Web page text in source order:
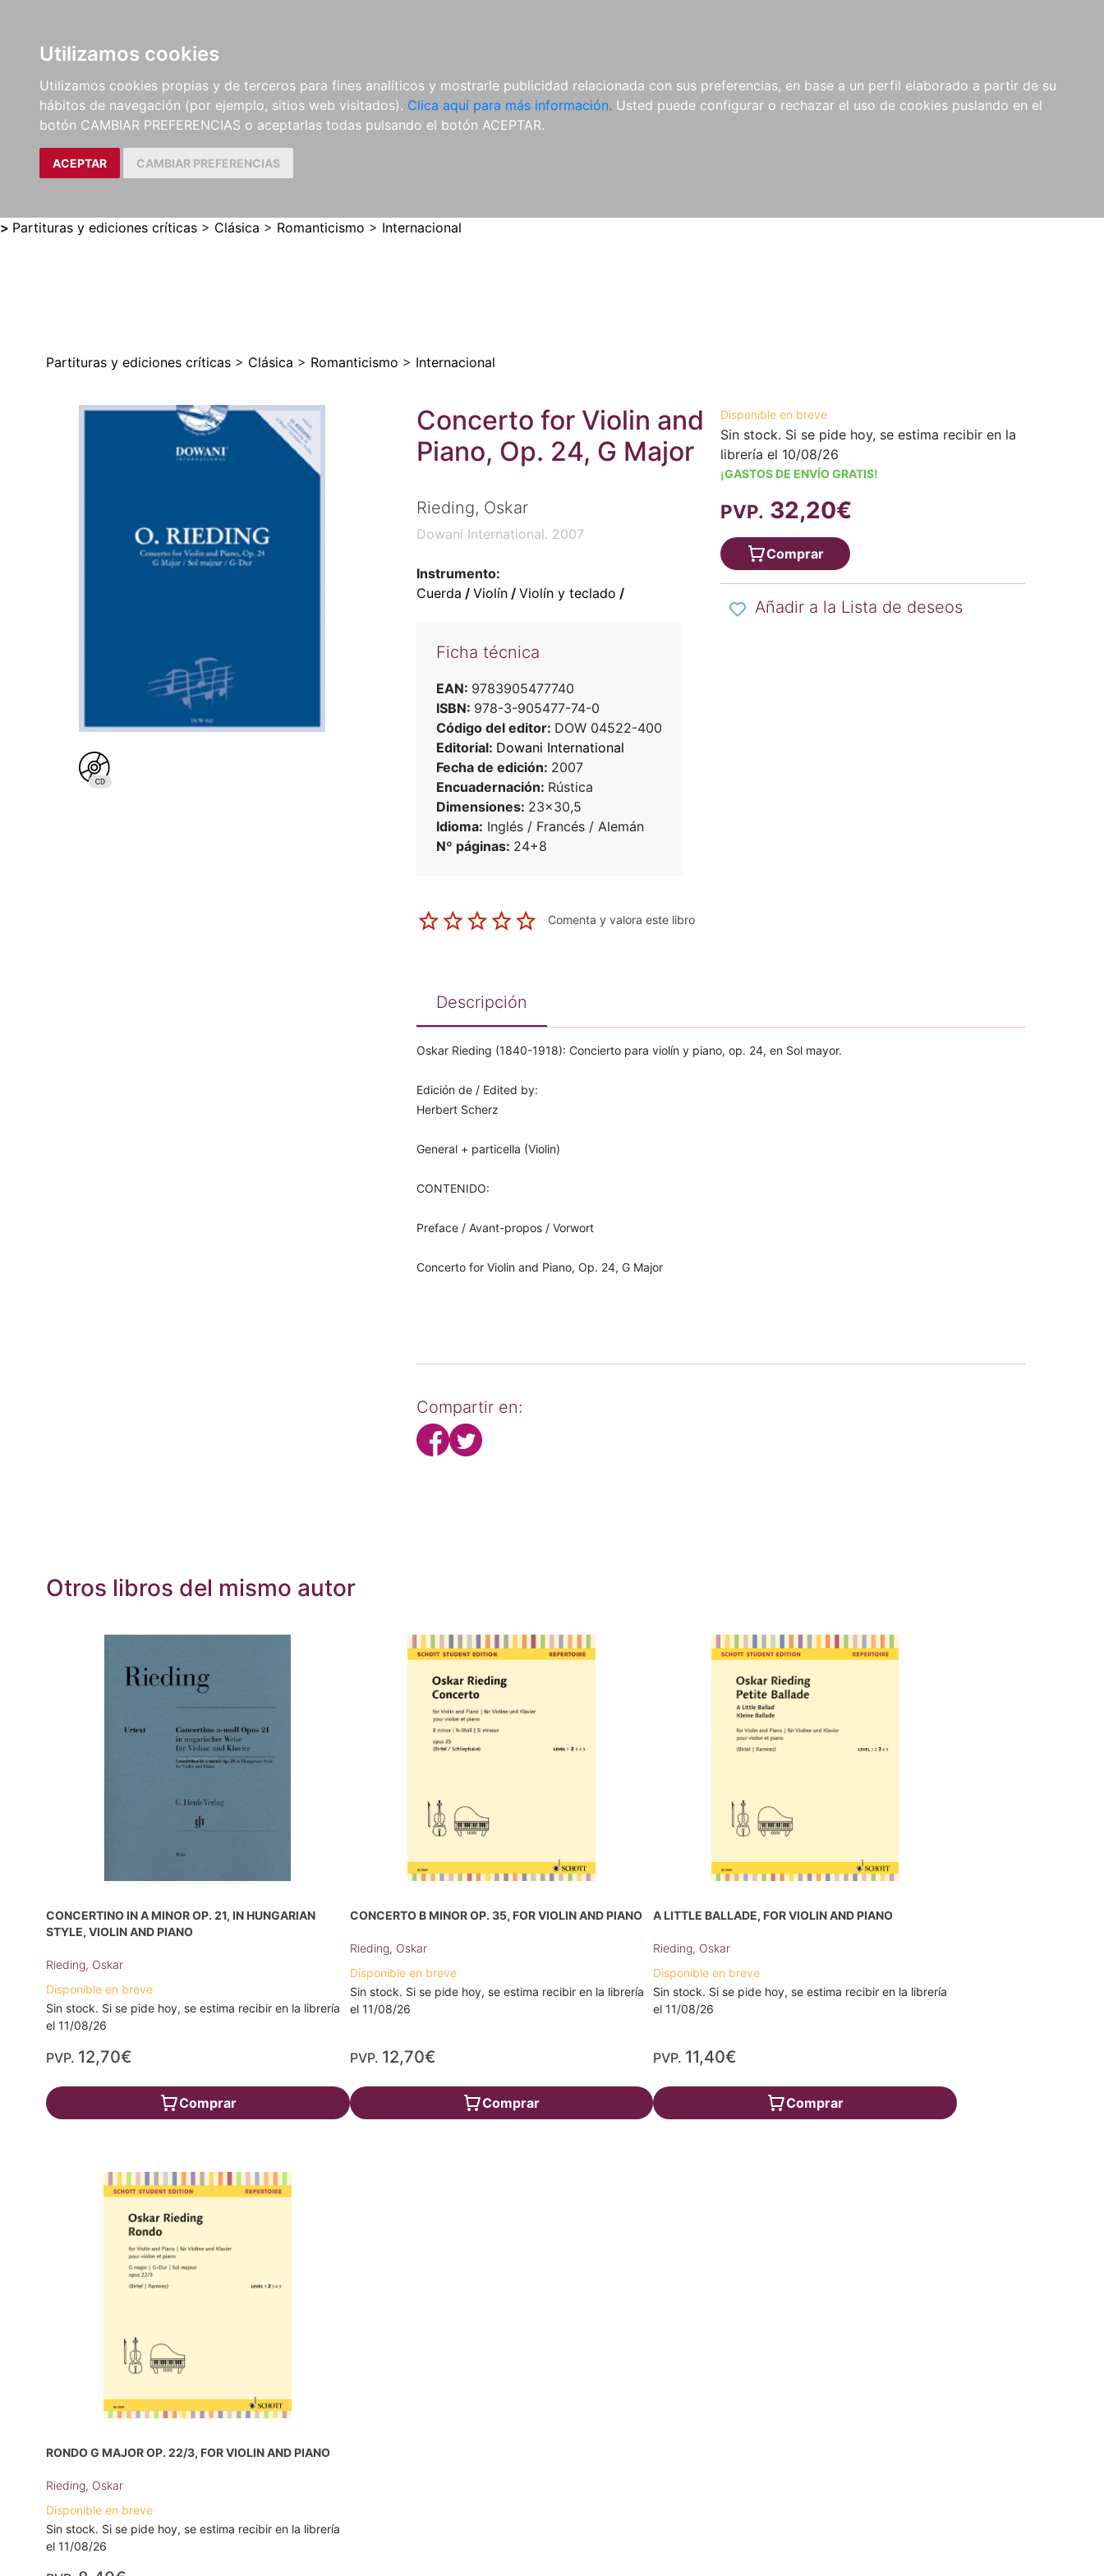
Utilizamos cookies
Utilizamos cookies propias y de terceros para fines analíticos y mostrarle publicidad relacionada con sus preferencias, en base a un perfil elaborado a partir de su
hábitos de navegación (por ejemplo, sitios web visitados). Clica aquí para más información. Usted puede configurar o rechazar el uso de cookies puslando en el
botón CAMBIAR PREFERENCIAS o aceptarlas todas pulsando el botón ACEPTAR.
ACEPTAR CAMBIAR PREFERENCIAS
LIBROS
MÉTODOS Y
EJERCICIOS
PARTITURAS Y EDICIONES
CRÍTICAS
REVISTAS
CDS Y
DVDS
MATERIAL
COMPLEMENTARIO
NOVEDADES NOTICIAS
COMPRAS
INSTITUCIONALES
> Partituras y ediciones críticas > Clásica > Romanticismo > Internacional
Partituras y ediciones críticas > Clásica > Romanticismo > Internacional
Concerto for Violin and
Piano, Op. 24, G Major
Rieding, Oskar
Dowani International. 2007
Instrumento:
Cuerda / Violín/ Violín y teclado /
Ficha técnica
EAN: 9783905477740
ISBN: 978-3-905477-74-0
Código del editor: DOW 04522-400
Editorial: Dowani International
Fecha de edición: 2007
Encuadernación: Rústica
Dimensiones: 23x30,5
Idioma: Inglés / Francés / Alemán
Nº páginas: 24+8
Comenta y valora este libro
Disponible en breve
Sin stock. Si se pide hoy, se estima recibir en la
librería el 10/08/26
¡GASTOS DE ENVÍO GRATIS!
PVP. 32,20€
Comprar
Añadir a la Lista de deseos
Descripción
Oskar Rieding (1840-1918): Concierto para violín y piano, op. 24, en Sol mayor.
Edición de / Edited by:
Herbert Scherz
General + particella (Violin)
CONTENIDO:
Preface / Avant-propos / Vorwort
Concerto for Violin and Piano, Op. 24, G Major
Compartir en:
Otros libros del mismo autor
CONCERTINO IN A MINOR OP. 21, IN HUNGARIAN
STYLE, VIOLIN AND PIANO
Rieding, Oskar
Disponible en breve
Sin stock. Si se pide hoy, se estima recibir en la librería
el 11/08/26
PVP. 12,70€
Comprar
CONCERTO B MINOR OP. 35, FOR VIOLIN AND PIANO
Rieding, Oskar
Disponible en breve
Sin stock. Si se pide hoy, se estima recibir en la librería
el 11/08/26
PVP. 12,70€
Comprar
A LITTLE BALLADE, FOR VIOLIN AND PIANO
Rieding, Oskar
Disponible en breve
Sin stock. Si se pide hoy, se estima recibir en la librería
el 11/08/26
PVP. 11,40€
Comprar
RONDO G MAJOR OP. 22/3, FOR VIOLIN AND PIANO
Rieding, Oskar
Disponible en breve
Sin stock. Si se pide hoy, se estima recibir en la librería
el 11/08/26